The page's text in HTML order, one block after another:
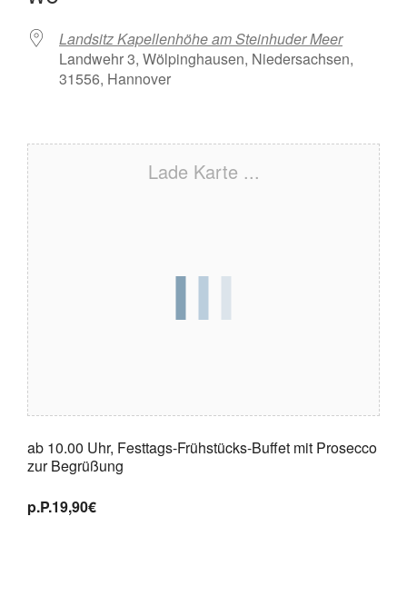
Landsitz Kapellenhöhe am Steinhuder Meer
Landwehr 3, Wölpinghausen, Niedersachsen,
31556, Hannover
Lade Karte ...
ab 10.00 Uhr, Festtags-Frühstücks-Buffet mit Prosecco
zur Begrüßung
p.P.19,90€